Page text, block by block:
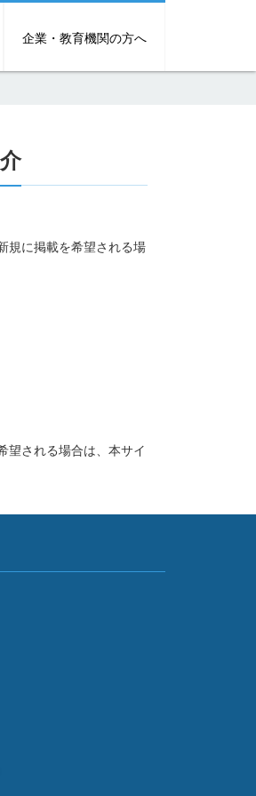
企業・教育機関の方へ
規に掲載を希望される場
望される場合は、本サイ